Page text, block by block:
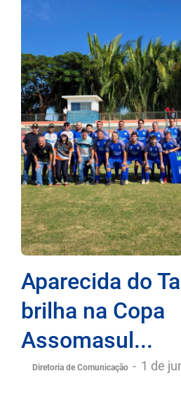
Aparecida do
brilha na Copa
Assomasul...
Diretoria de Comunicação - 1 de